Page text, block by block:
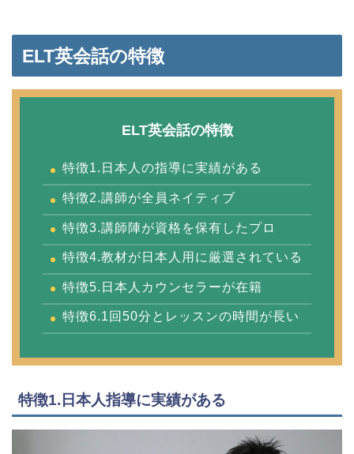
ELT英会話の特徴
ELT英会話の特徴
特徴1.日本人の指導に実績がある
特徴2.講師が全員ネイティブ
特徴3.講師陣が資格を保有したプロ
特徴4.教材が日本人用に厳選されている
特徴5.日本人カウンセラーが在籍
特徴6.1回50分とレッスンの時間が長い
特徴1.日本人指導に実績がある